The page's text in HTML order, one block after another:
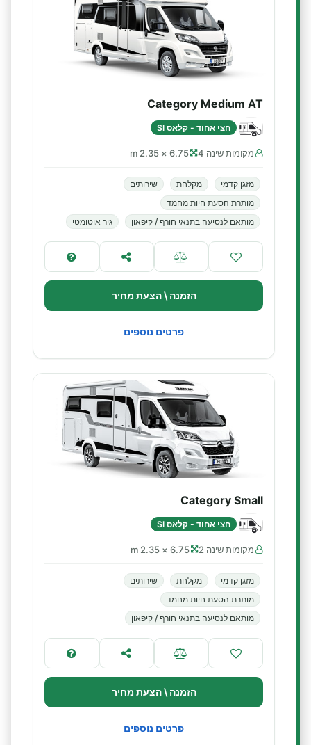
Category Medium AT
חצי אחוד - קלאס SI
מקומות שינה 4 6.75 × 2.35 m
מזגן קדמי מקלחת
שירותים
מותרת הסעת חיות מחמד
מותאם לנסיעה בתנאי חורף / קיפאון
גיר אוטומטי
הזמנה \ הצעת מחיר
פרטים נוספים
Category Small
חצי אחוד - קלאס SI
מקומות שינה 2 6.75 × 2.35 m
מזגן קדמי מקלחת
שירותים
מותרת הסעת חיות מחמד
מותאם לנסיעה בתנאי חורף / קיפאון
הזמנה \ הצעת מחיר
פרטים נוספים